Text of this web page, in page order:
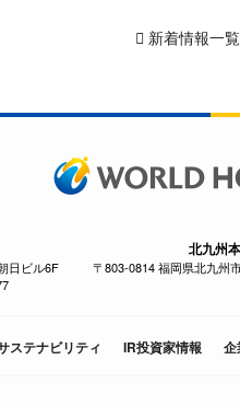
新着情報一
日ビル6F
北九州
〒803-0814 福岡県北九州
ステナビリティ IR投資家情報 企